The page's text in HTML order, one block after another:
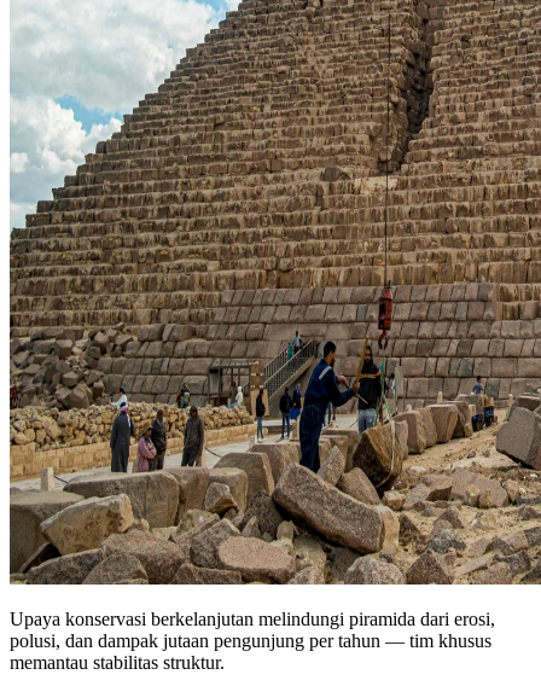
Upaya konservasi berkelanjutan melindungi piramida dari erosi,
polusi, dan dampak jutaan pengunjung per tahun — tim khusus
memantau stabilitas struktur.